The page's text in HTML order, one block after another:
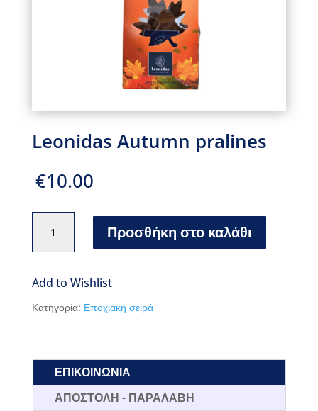
Leonidas Autumn pralines
€10.00
Autumn
ποσότητα
Προσθήκη στο καλάθι
Add to Wishlist
Κατηγορία: Εποχιακή σειρά
ΕΠΙΚΟΙΝΩΝΙΑ
ΑΠΟΣΤΟΛΗ - ΠΑΡΑΛΑΒΗ